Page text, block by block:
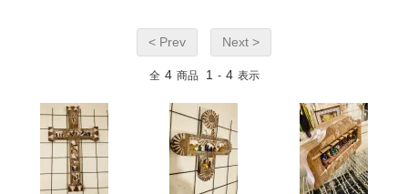
< Prev Next >
全 4 商品 1 - 4 表示